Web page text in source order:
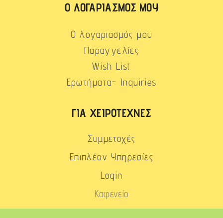
Ο ΛΟΓΑΡΙΑΣΜΌΣ ΜΟΥ
Ο λογαριασμός μου
Παραγγελίες
Wish List
Ερωτήματα- Inquiries
ΓΙΑ ΧΕΙΡΟΤΈΧΝΕΣ
Συμμετοχές
Επιπλέον Υπηρεσίες
Login
Καφενείο